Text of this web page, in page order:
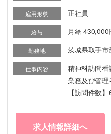
雇用形態 正社員
給与 月給
勤務地 茨城県取手市
仕事内容
精神科訪問
業務及び管
【訪問件数
求人情報詳細へ